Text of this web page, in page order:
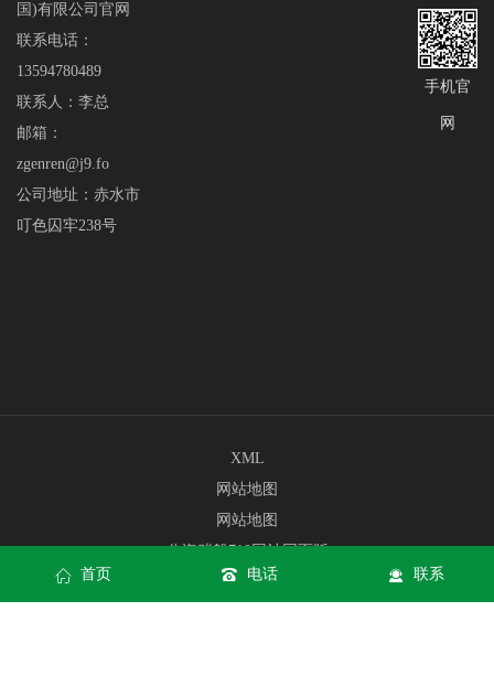
国)有限公司官网
联系电话：
13594780489
联系人：李总
邮箱：
zgenren@j9.fo
公司地址：赤水市
叮色囚牢238号
手机官
网
XML
网站地图
网站地图
公海赌船710网站网页版
公海赌船710网站手机版入口
首页 电话 联系